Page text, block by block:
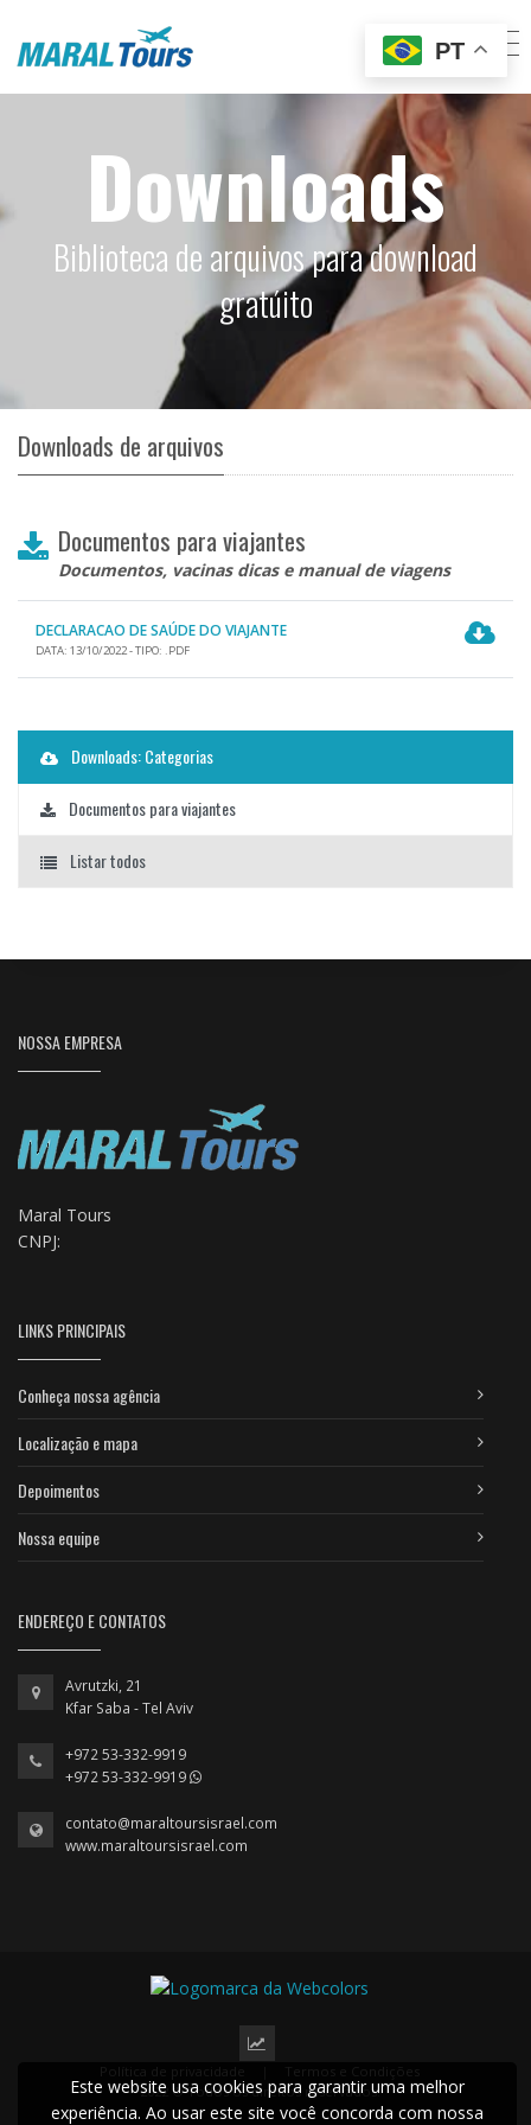
PT
Downloads
Biblioteca de arquivos para download
gratúito
Downloads de arquivos
Documentos para viajantes
Documentos, vacinas dicas e manual de viagens
DECLARACAO DE SAÚDE DO VIAJANTE
DATA: 13/10/2022 - TIPO: .PDF
Downloads: Categorias
Documentos para viajantes
Listar todos
NOSSA EMPRESA
Maral Tours
CNPJ:
LINKS PRINCIPAIS
Conheça nossa agência
Localização e mapa
Depoimentos
Nossa equipe
ENDEREÇO E CONTATOS
Avrutzki, 21
Kfar Saba - Tel Aviv
+972 53-332-9919
+972 53-332-9919
contato@maraltoursisrael.com
www.maraltoursisrael.com
2022 © Todos os direitos reservados.
Este website usa cookies para garantir uma melhor
experiência. Ao usar este site você concorda com nossa